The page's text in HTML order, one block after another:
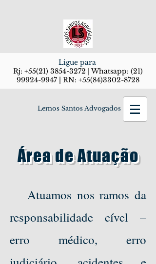
Ligue para
Rj: +55(21) 3854-3272 | Whatsapp: (21)
99924-9947 | RN: +55(84)3302-8728
Lemos Santos Advogados
Área de Atuação
Atuamos nos ramos da
responsabilidade cível –
erro médico, erro